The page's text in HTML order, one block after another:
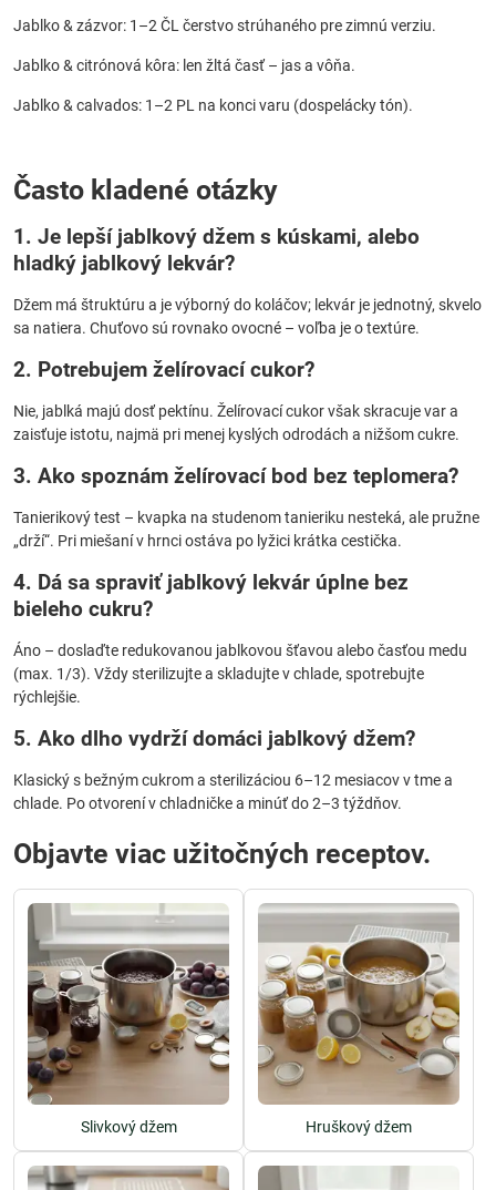
Jablko & zázvor: 1–2 ČL čerstvo strúhaného pre zimnú verziu.
Jablko & citrónová kôra: len žltá časť – jas a vôňa.
Jablko & calvados: 1–2 PL na konci varu (dospelácky tón).
Často kladené otázky
1. Je lepší jablkový džem s kúskami, alebo
hladký jablkový lekvár?
Džem má štruktúru a je výborný do koláčov; lekvár je jednotný, skvelo
sa natiera. Chuťovo sú rovnako ovocné – voľba je o textúre.
2. Potrebujem želírovací cukor?
Nie, jablká majú dosť pektínu. Želírovací cukor však skracuje var a
zaisťuje istotu, najmä pri menej kyslých odrodách a nižšom cukre.
3. Ako spoznám želírovací bod bez teplomera?
Tanierikový test – kvapka na studenom tanieriku nesteká, ale pružne
„drží“. Pri miešaní v hrnci ostáva po lyžici krátka cestička.
4. Dá sa spraviť jablkový lekvár úplne bez
bieleho cukru?
Áno – doslaďte redukovanou jablkovou šťavou alebo časťou medu
(max. 1/3). Vždy sterilizujte a skladujte v chlade, spotrebujte
rýchlejšie.
5. Ako dlho vydrží domáci jablkový džem?
Klasický s bežným cukrom a sterilizáciou 6–12 mesiacov v tme a
chlade. Po otvorení v chladničke a minúť do 2–3 týždňov.
Objavte viac užitočných receptov.
Slivkový džem Hruškový džem